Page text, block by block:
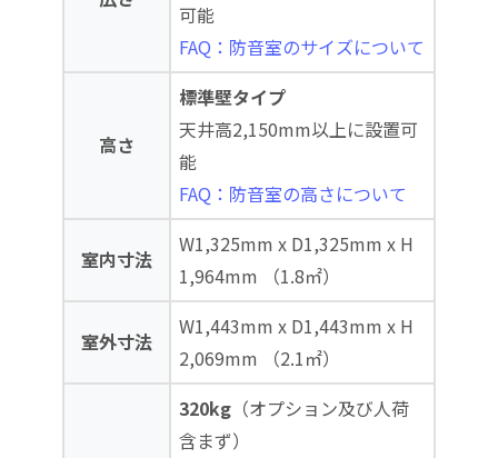
可能
FAQ：防音室のサイズについて
高さ
標準壁タイプ
天井高2,150mm以上に設置可
能
FAQ：防音室の高さについて
室内寸法
W1,325mm x D1,325mm x H
1,964mm （1.8㎡）
室外寸法
W1,443mm x D1,443mm x H
2,069mm （2.1㎡）
320kg （オプション及び人荷
含まず）